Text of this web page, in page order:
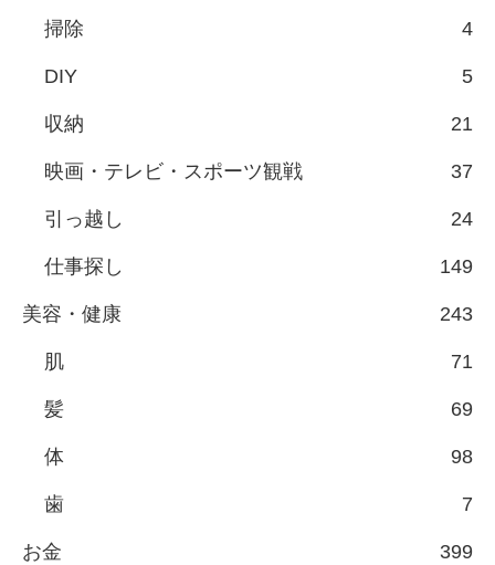
掃除 4
DIY 5
収納 21
映画・テレビ・スポーツ観戦 37
引っ越し 24
仕事探し 149
美容・健康 243
肌 71
髪 69
体 98
歯 7
お金 399